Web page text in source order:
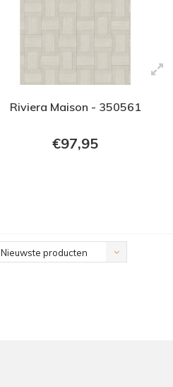
Riviera Maison - 350561
€97,95
Nieuwste producten